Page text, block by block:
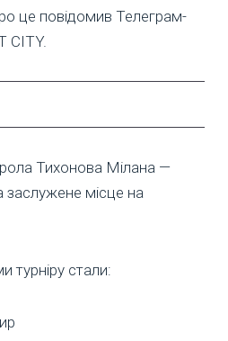
це повідомив Телеграм-
CITY.
Тихонова Мілана —
заслужене місце на
турніру стали: